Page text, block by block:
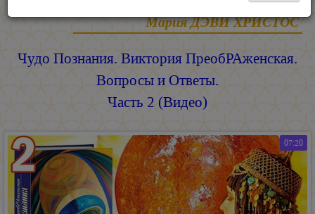
Мария ДЭВИ ХРИСТОС
Чудо Познания. Виктория ПреобРАженская.
Вопросы и Oтветы.
Часть 2 (Видео)
07:20